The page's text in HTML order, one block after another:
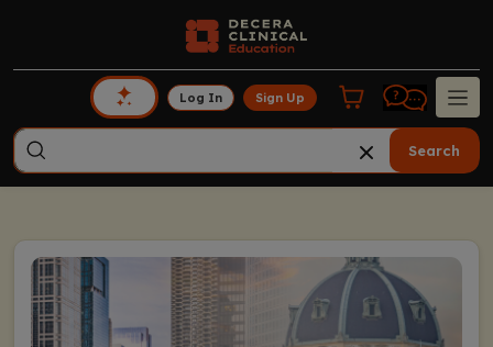
Log In Sign Up
Search